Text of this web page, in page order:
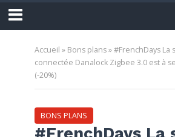
Accueil » Bons plans»#FrenchDays La
connectée Danalock Zigbee 3.0 est à
(-20%)
BONS PLANS